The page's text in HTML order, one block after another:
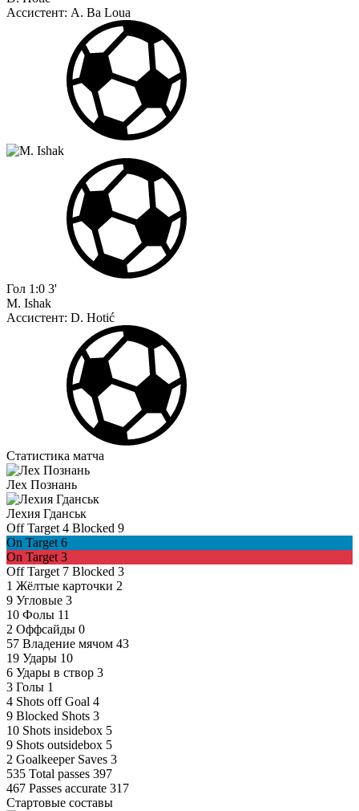
Ассистент: A. Ba Loua
Гол 1:0 3'
M. Ishak
Ассистент: D. Hotić
Статистика матча
Лех Познань
Лехия Гданськ
Off Target 4 Blocked 9
On Target 6
On Target 3
Off Target 7 Blocked 3
1 Жёлтые карточки 2
9 Угловые 3
10 Фолы 11
2 Оффсайды 0
57 Владение мячом 43
19 Удары 10
6 Удары в створ 3
3 Голы 1
4 Shots off Goal 4
9 Blocked Shots 3
10 Shots insidebox 5
9 Shots outsidebox 5
2 Goalkeeper Saves 3
535 Total passes 397
467 Passes accurate 317
Стартовые составы